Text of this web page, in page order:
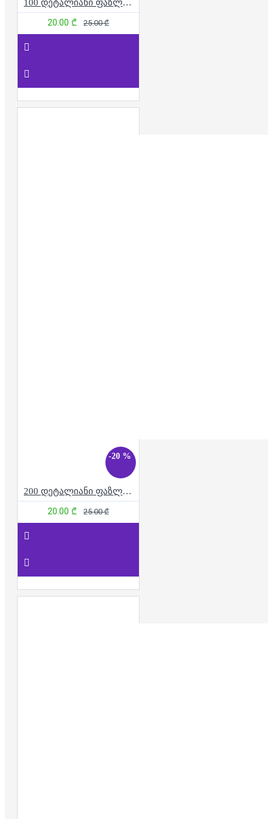
100 დეტალიანი ფაზლი - ჯადოსნური კოსმოსი
20.00 ₾ 25.00 ₾
-20 %
200 დეტალიანი ფაზლი - კუნგ ფუ პანდა
20.00 ₾ 25.00 ₾